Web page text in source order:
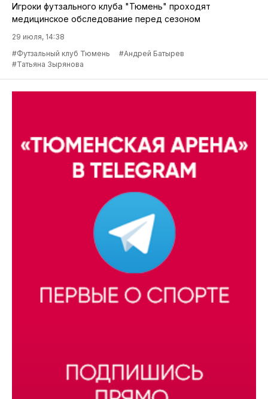
Игроки футзального клуба "Тюмень" проходят
медицинское обследование перед сезоном
29 июля, 14:38
#Футзальный клуб Тюмень
#Андрей Батырев
#Татьяна Зырянова